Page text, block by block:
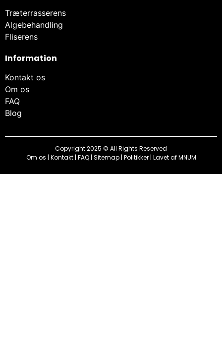
Træterrasserens
Algebehandling
Fliserens
Information
Kontakt os
Om os
FAQ
Blog
Copyright 2025 © All Rights Reserved
Om os | Kontakt| FAQ| Sitemap| Politikker| Lavet afMNUM